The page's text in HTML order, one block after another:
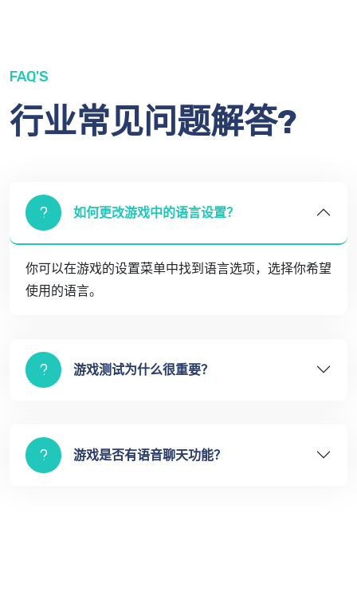
FAQ'S
行业常见问题解答?
如何更改游戏中的语言设置？
你可以在游戏的设置菜单中找到语言选项，选择你希望
使用的语言。
游戏测试为什么很重要？
游戏是否有语音聊天功能？